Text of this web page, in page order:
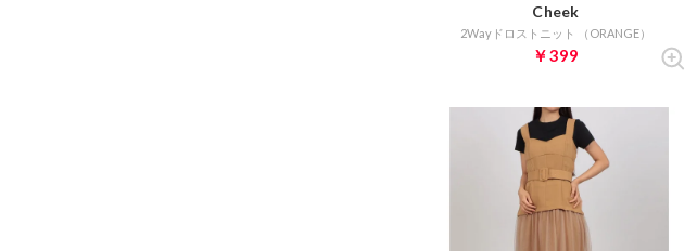
Cheek
2Wayドロストニット （ORANGE）
￥399